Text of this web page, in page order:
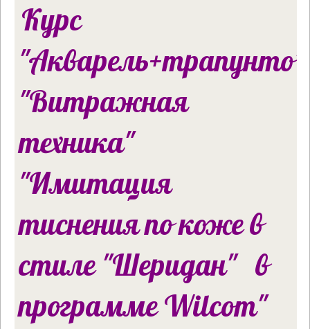
Курс
"Акварель+трапунто"
"Витражная
техника"
"Имитация
тиснения по коже в
стиле "Шеридан" в
программе Wilcom"